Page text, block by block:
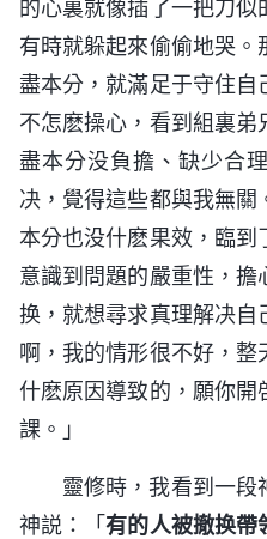
的心裏就像插了一把刀似
有時就躲起來偷偷地哭
盡本分，就滿足于守住
不怎麽操心，看到組裏
盡本分没負擔、缺少合
决，覺得這些都與我無
本分也没什麽果效，臨到
意識到問題的嚴重性，
换，就想尋求真理解决自
啊，我的情形很不好，
什麽原因導致的，願你開
課。」
靈修時，我看到一段
神説：「有的人被撤换帶